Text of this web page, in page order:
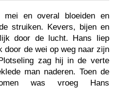
en overal bloeiden en
struiken. Kevers, bijen en
door de lucht. Hans liep
door de wei op weg naar zijn
zag hij in de verte
man naderen. Toen de
was vroeg Hans